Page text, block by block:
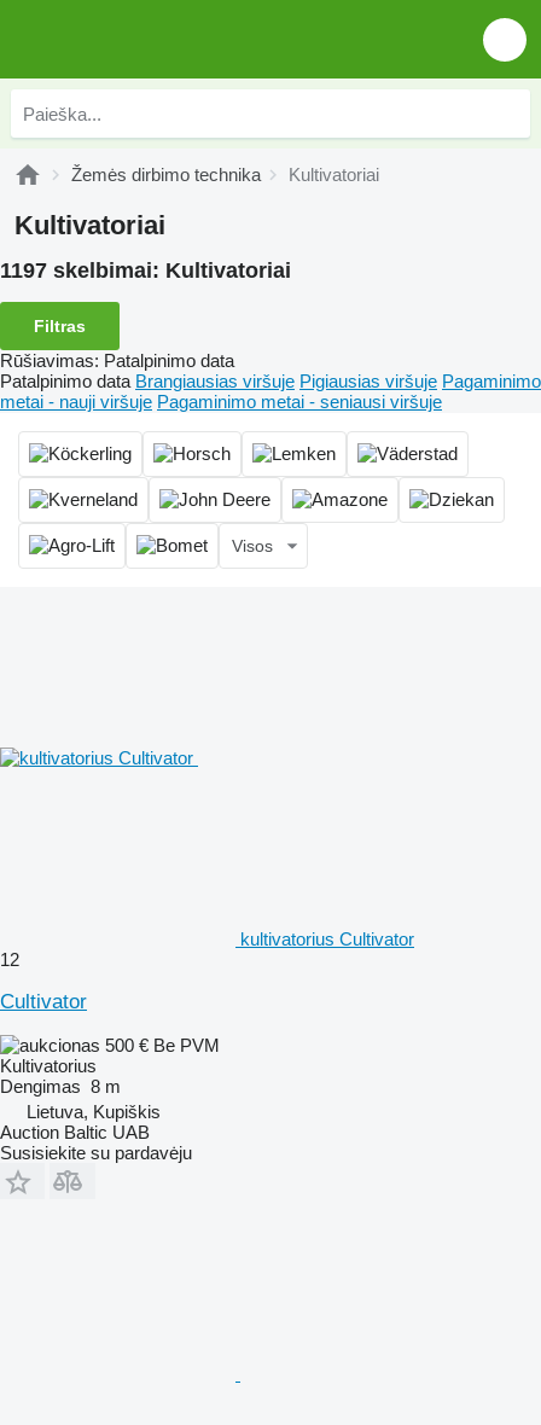
Žemės dirbimo technika Kultivatoriai
Kultivatoriai
1197 skelbimai: Kultivatoriai
Filtras
Rūšiavimas: Patalpinimo data
Patalpinimo data Brangiausias viršuje Pigiausias viršuje Pagaminimo
metai - nauji viršuje Pagaminimo metai - seniausi viršuje
Visos
kultivatorius Cultivator
12
Cultivator
500 € Be PVM
Kultivatorius
Dengimas 8 m
Lietuva, Kupiškis
Auction Baltic UAB
Susisiekite su pardavėju